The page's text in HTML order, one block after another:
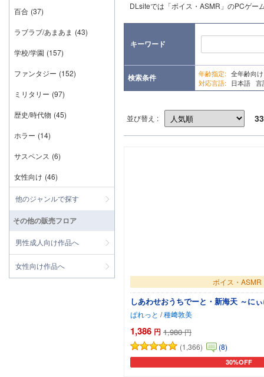
DLsiteでは「ボイス・ASMR」のPCゲー
キーワード
検索条件 年齢指定: 全年齢向
対応言語:
日本語 言
並び替え : 33
ボイス・ASMR
しあわせおうちでーと・新海天 ～に
ぱれっと /種﨑敦美
1,386 円 1,980 円
(1,366)
(8)
30%OFF
カートに追加
百合 (37)
ラブラブ/あまあま (43)
学校/学園 (157)
ファンタジー (152)
ミリタリー (97)
歴史/時代物 (45)
ホラー (14)
サスペンス (6)
女性向け (46)
他のジャンルで探す
その他の販売フロア
男性成人向け作品へ
女性向け作品へ